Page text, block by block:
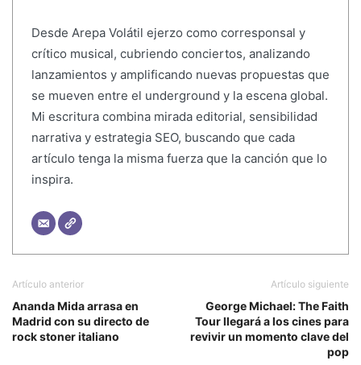
Desde Arepa Volátil ejerzo como corresponsal y
crítico musical, cubriendo conciertos, analizando
lanzamientos y amplificando nuevas propuestas que
se mueven entre el underground y la escena global.
Mi escritura combina mirada editorial, sensibilidad
narrativa y estrategia SEO, buscando que cada
artículo tenga la misma fuerza que la canción que lo
inspira.
Artículo anterior
Ananda Mida arrasa en
Madrid con su directo de
rock stoner italiano
Artículo siguiente
George Michael: The Faith
Tour llegará a los cines para
revivir un momento clave del
pop